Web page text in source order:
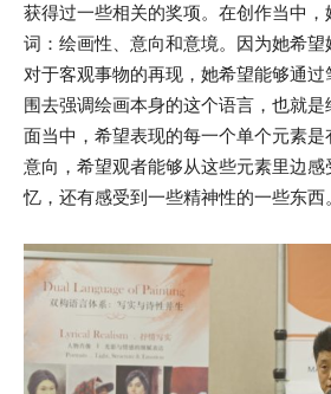
获得过一些相关的奖项。在创作当中
词：绘画性、意向和意境。因为她希
对于客观事物的再现，她希望能够通
围去强调绘画本身的这个语言，也就
面当中，希望表现的每一个单个元素
意向，希望观者能够从这些元素里边
忆，还有感受到一些精神性的一些东西。